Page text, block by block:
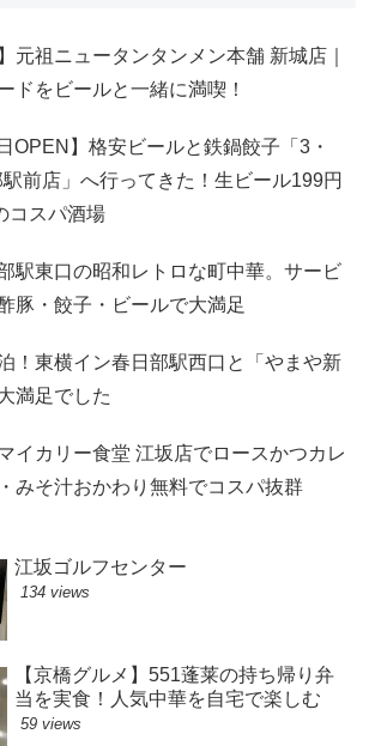
元祖ニュータンタンメン本舗 新城店｜
ドをビールと一緒に満喫！
OPEN】格安ビールと鉄鍋餃子「3・
前店」へ行ってきた！生ビール199円
コスパ酒場
駅東口の昭和レトロな町中華。サービ
豚・餃子・ビールで大満足
！東横イン春日部駅西口と「やまや新
満足でした
イカリー食堂 江坂店でロースかつカレ
みそ汁おかわり無料でコスパ抜群
江坂ゴルフセンター
134 views
【京橋グルメ】551蓬莱の持ち帰り弁
当を実食！人気中華を自宅で楽しむ
59 views